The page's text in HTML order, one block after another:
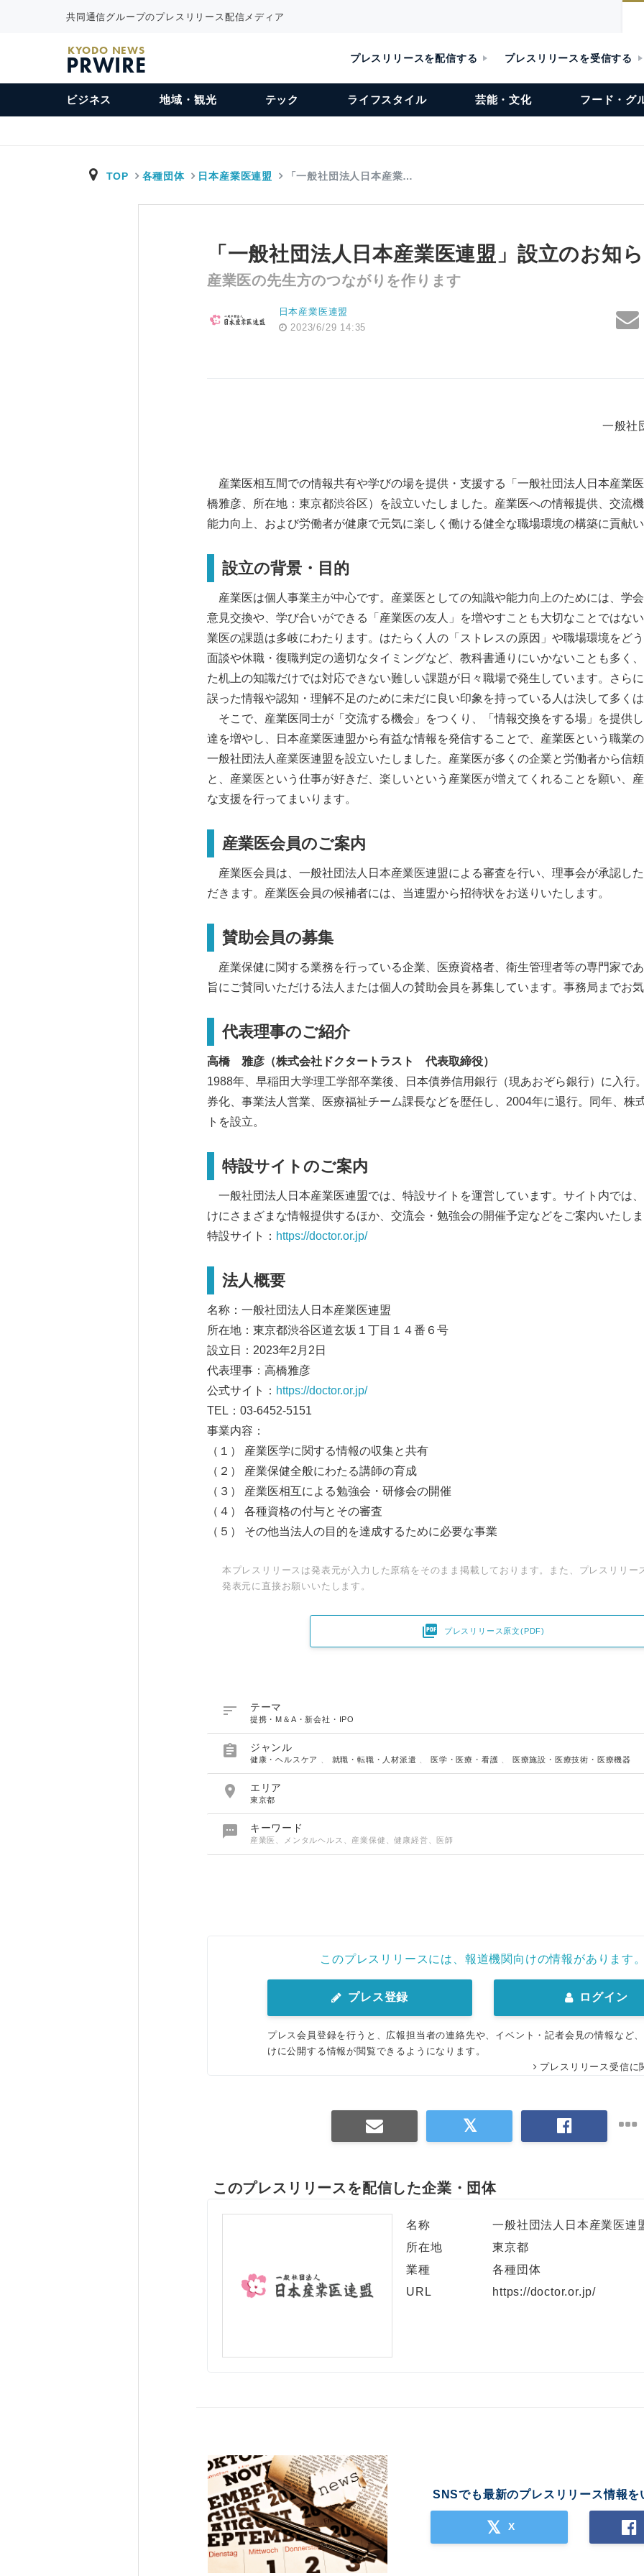
共同通信グループのプレスリリース配信メディア
KYODO NEWS
PRWIRE プレスリリースを配信する プレスリリースを受信する
ビジネス 地域・観光 テック ライフスタイル 芸能・文化 フード・グ
TOP 各種団体 日本産業医連盟 「一般社団法人日本産業…
「一般社団法人日本産業医連盟」設立のお知
産業医の先生方のつながりを作ります
日本産業医連盟
2023/6/29 14:35
一般社
産業医相互間での情報共有や学びの場を提供・支援する「一般社団法人日本産業
橋雅彦、所在地：東京都渋谷区）を設立いたしました。産業医への情報提供、交流
能力向上、および労働者が健康で元気に楽しく働ける健全な職場環境の構築に貢献い
設立の背景​・目的
産業医は個人事業主が中心です。産業医としての知識や能力向上のためには、学
意見交換や、学び合いができる「産業医の友人」を増やすことも大切なことではな
業医の課題は多岐にわたります。はたらく人の「ストレスの原因」や職場環境をど
面談や休職・復職判定の適切なタイミングなど、教科書通りにいかないことも多く
た机上の知識だけでは対応できない難しい課題が日々職場で発生しています。さらに
誤った情報や認知・理解不足のために未だに良い印象を持っている人は決して多くは
そこで、産業医同士が「交流する機会」をつくり、「情報交換をする場」を提供
達を増やし、日本産業医連盟から有益な情報を発信することで、産業医という職業の
一般社団法人産業医連盟を設立いたしました。産業医が多くの企業と労働者から信
と、産業医という仕事が好きだ、楽しいという産業医が増えてくれることを願い、
な支援を行ってまいります。
産業医会員のご案内
産業医会員は、一般社団法人日本産業医連盟による審査を行い、理事会が承認し
だきます。産業医会員の候補者には、当連盟から招待状をお送りいたします。
賛助会員の募集
産業保健に関する業務を行っている企業、医療資格者、衛生管理者等の専門家で
旨にご賛同いただける法人または個人の賛助会員を募集しています。事務局までお気
代表理事のご紹介
高橋 雅彦（株式会社ドクタートラスト 代表取締役）
1988年、早稲田大学理工学部卒業後、日本債券信用銀行（現あおぞら銀行）に入行
券化、事業法人営業、医療福祉チーム課長などを歴任し、2004年に退行。同年、株
トを設立。
特設サイトのご案内
一般社団法人日本産業医連盟では、特設サイトを運営しています。サイト内では
けにさまざまな情報提供するほか、交流会・勉強会の開催予定などをご案内いたしま
特設サイト： https://doctor.or.jp/
法人概要
名称：一般社団法人日本産業医連盟
所在地：東京都渋谷区道玄坂１丁目１４番６号
設立日：2023年2月2日
代表理事：高橋雅彦
公式サイト： https://doctor.or.jp/
TEL：03-6452-5151
事業内容：
（１） 産業医学に関する情報の収集と共有
（２） 産業保健全般にわたる講師の育成
（３） 産業医相互による勉強会・研修会の開催
（４） 各種資格の付与とその審査
（５） その他当法人の目的を達成するために必要な事業
本プレスリリースは発表元が入力した原稿をそのまま掲載しております。また、プレスリリー
発表元に直接お願いいたします。
 プレスリリース原文(PDF)
 テーマ
提携・M＆A・新会社・IPO
 ジャンル
健康・ヘルスケア 就職・転職・人材派遣 、医学・医療・看護 医療施設・医療技術・医療機器
 エリア
東京都
 キーワード
産業医、メンタルヘルス、産業保健、健康経営、医師
このプレスリリースには、報道機関向けの情報があります。
プレス登録 ログイン
プレス会員登録を行うと、広報担当者の連絡先や、イベント・記者会見の情報など
けに公開する情報が閲覧できるようになります。
プレスリリース受信に
このプレスリリースを配信した企業・団体
名称
一般社団法人日本産業医連
所在地
東京都
業種
各種団体
URL
https://doctor.or.jp/
SNSでも最新のプレスリリース情報を
X
Japanese